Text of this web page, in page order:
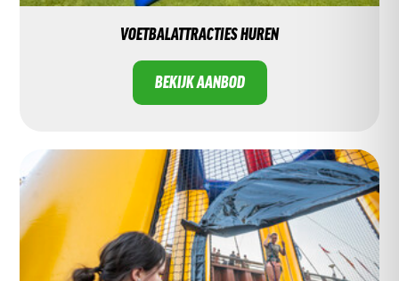
VOETBALATTRACTIES HUREN
BEKIJK AANBOD